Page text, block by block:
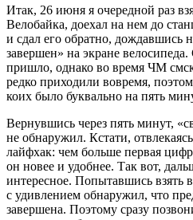
Итак, 26 июня я очередной раз
Велобайка, доехал на нем до
и сдал его обратно, дождавшись
завершен» на экране
пришло, однако во время ЧМ
редко приходили вовремя,
коих было буквально на пять
Вернувшись через пять минут,
не обнаружил. Кстати,
лайфхак: чем больше первая
он новее и удобнее. Так вот,
интересное. Попытавшись взять
с удивлением обнаружил, что
завершена. Поэтому сразу